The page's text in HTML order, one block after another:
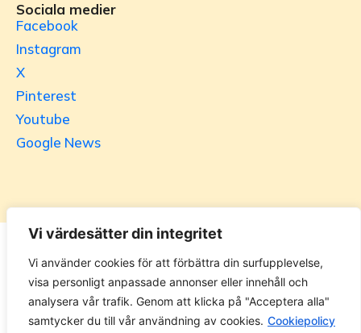
Vi värdesätter din integritet
Vi använder cookies för att förbättra din surfupplevelse,
visa personligt anpassade annonser eller innehåll och
analysera vår trafik. Genom att klicka på "Acceptera alla"
samtycker du till vår användning av cookies. Cookiepolicy
Sociala medier
Facebook
Instagram
X
Pinterest
Youtube
Google News
Utrikesgruppen
UG.se – representeras helt i privat regi av Svenska
Utrikesgruppen AB. Materialet på webbplatsen får ej
kopieras utan tillåtelse. Alla priser anges ink. moms. 14